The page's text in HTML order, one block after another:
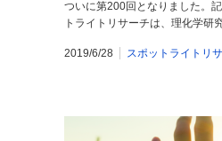
ついに第200回となりました。
トライトリサーチは、理化学研
2019/6/28 スポットライトリ